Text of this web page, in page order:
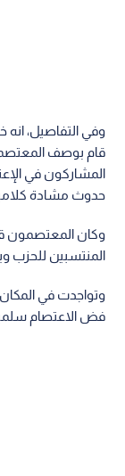
وفي التفاصيل،
قام بوصف
المشاركون في
حدوث مشادة
وكان المعتصمون
المنتسبين للحزب
وتواجدت في المكان
فض الاعتصام